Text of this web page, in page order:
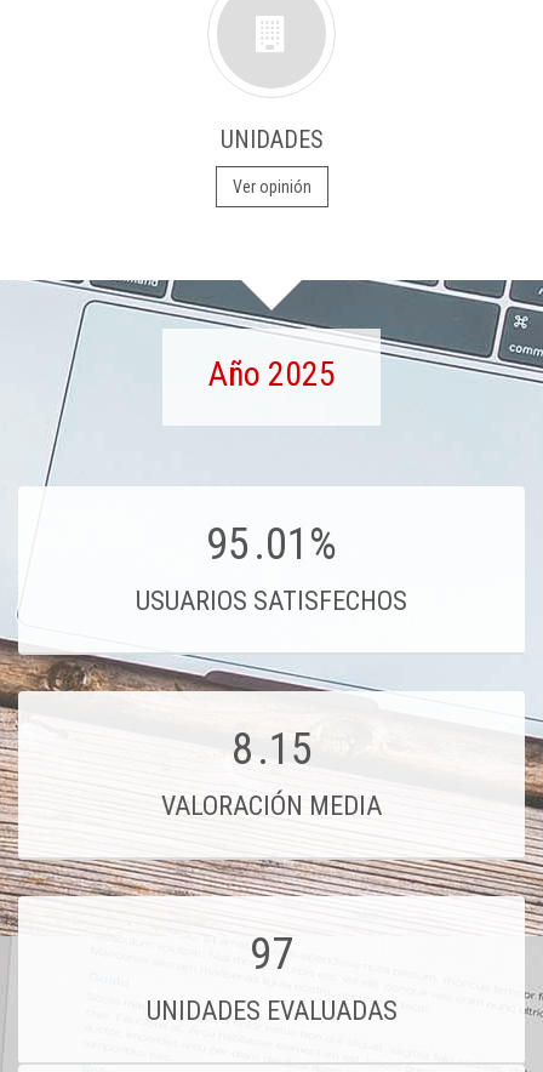
UNIDADES
Ver opinión
Año 2025
95.01%
USUARIOS SATISFECHOS
8.15
VALORACIÓN MEDIA
97
UNIDADES EVALUADAS